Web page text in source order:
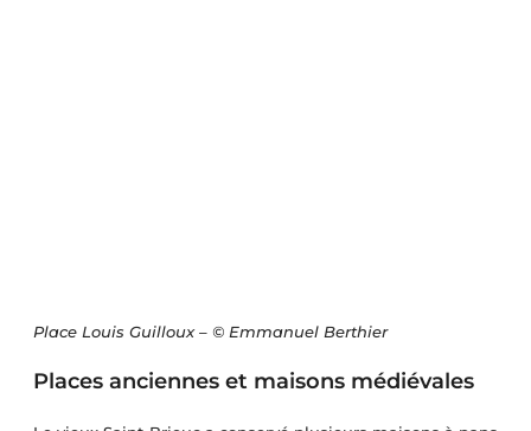
Place Louis Guilloux – © Emmanuel Berthier
Places anciennes et maisons médiévales